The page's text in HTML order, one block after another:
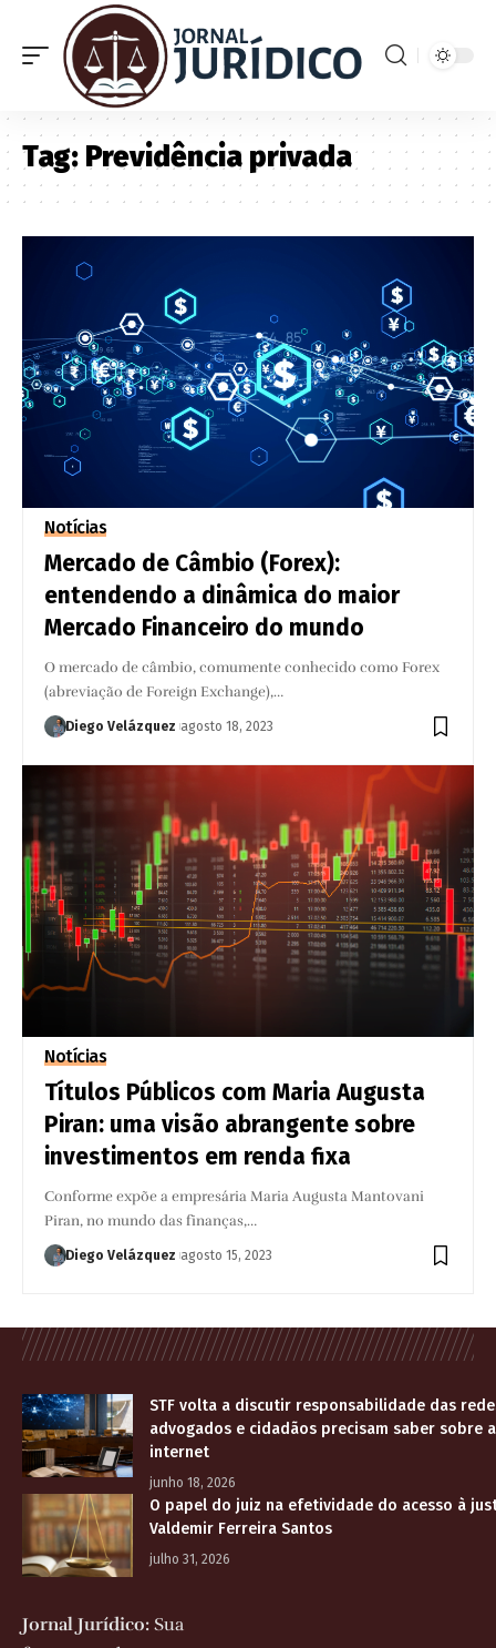
Tag: Previdência privada
Notícias
Mercado de Câmbio (Forex):
entendendo a dinâmica do maior
Mercado Financeiro do mundo
O mercado de câmbio, comumente conhecido como Forex
(abreviação de Foreign Exchange),…
Diego Velázquez agosto 18, 2023
Notícias
Títulos Públicos com Maria Augusta
Piran: uma visão abrangente sobre
investimentos em renda fixa
Conforme expõe a empresária Maria Augusta Mantovani
Piran, no mundo das finanças,…
Diego Velázquez agosto 15, 2023
STF volta a discutir responsabilidade das
advogados e cidadãos precisam saber sobre
internet
junho 18, 2026
O papel do juiz na efetividade do acesso à
Valdemir Ferreira Santos
julho 31, 2026
Jornal Jurídico: Sua